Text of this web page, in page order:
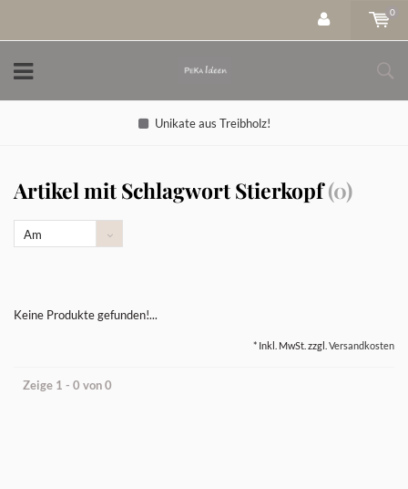
0
Unikate aus Treibholz!
Artikel mit Schlagwort Stierkopf(0)
Am
Keine Produkte gefunden!...
* Inkl. MwSt. zzgl. Versandkosten
Zeige 1 - 0 von 0